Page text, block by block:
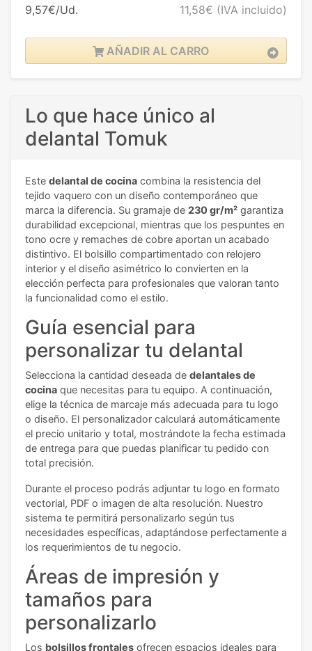
9,57€/Ud. 11,58€ (IVA incluido)
AÑADIR AL CARRO
Lo que hace único al
delantal Tomuk
Este delantal de cocina combina la resistencia del
tejido vaquero con un diseño contemporáneo que
marca la diferencia. Su gramaje de 230 gr/m² garantiza
durabilidad excepcional, mientras que los pespuntes en
tono ocre y remaches de cobre aportan un acabado
distintivo. El bolsillo compartimentado con relojero
interior y el diseño asimétrico lo convierten en la
elección perfecta para profesionales que valoran tanto
la funcionalidad como el estilo.
Guía esencial para
personalizar tu delantal
Selecciona la cantidad deseada de delantales de
cocina que necesitas para tu equipo. A continuación,
elige la técnica de marcaje más adecuada para tu logo
o diseño. El personalizador calculará automáticamente
el precio unitario y total, mostrándote la fecha estimada
de entrega para que puedas planificar tu pedido con
total precisión.
Durante el proceso podrás adjuntar tu logo en formato
vectorial, PDF o imagen de alta resolución. Nuestro
sistema te permitirá personalizarlo según tus
necesidades específicas, adaptándose perfectamente a
los requerimientos de tu negocio.
Áreas de impresión y
tamaños para
personalizarlo
Los bolsillos frontales ofrecen espacios ideales para